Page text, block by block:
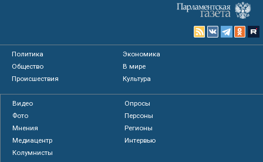
Политика
Экономика
Общество
В мире
Происшествия
Культура
Видео
Опросы
Фото
Персоны
Мнения
Регионы
Медиацентр
Интервью
Колумнисты